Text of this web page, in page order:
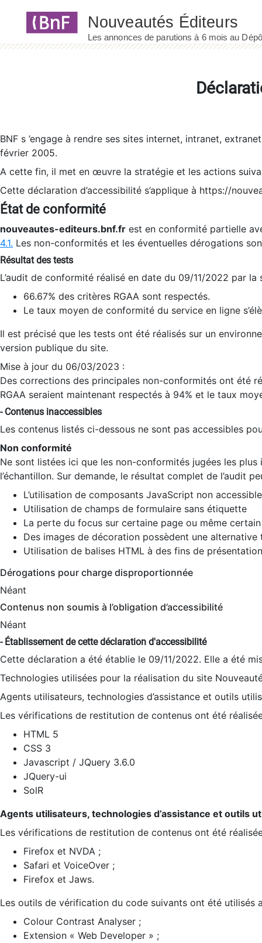
BNF s ’engage à rendre ses sites internet, intranet,
février 2005.
A cette fin, il met en œuvre la stratégie et les actions
Cette déclaration d’accessibilité s’applique à https://
État de conformité
nouveautes-editeurs.bnf.fr est en conformité partielle
4.1. Les non-conformités et les éventuelles dérogations
Résultat des tests
L’audit de conformité réalisé en date du 09/11/2022 par
66.67% des critères RGAA sont respectés.
Le taux moyen de conformité du service en ligne
Il est précisé que les tests ont été réalisés sur un
version publique du site.
Mise à jour du 06/03/2023 :
Des corrections des principales non-conformités ont été
RGAA seraient maintenant respectés à 94% et le taux
- Contenus inaccessibles
Les contenus listés ci-dessous ne sont pas accessibles
Non conformité
Ne sont listées ici que les non-conformités jugées les
l’échantillon. Sur demande, le résultat complet de l’audit
L’utilisation de composants JavaScript non
Utilisation de champs de formulaire sans étiquette
La perte du focus sur certaine page ou même
Des images de décoration possèdent une alternative
Utilisation de balises HTML à des fins de
Dérogations pour charge disproportionnée
Néant
Contenus non soumis à l’obligation d’accessibilité
Néant
- Établissement de cette déclaration d'accessibilité
Cette déclaration a été établie le 09/11/2022. Elle a été
Technologies utilisées pour la réalisation du site
Agents utilisateurs, technologies d’assistance et outils
Les vérifications de restitution de contenus ont été
HTML 5
CSS 3
Javascript / JQuery 3.6.0
JQuery-ui
SolR
Agents utilisateurs, technologies d’assistance et outils
Les vérifications de restitution de contenus ont été
Firefox et NVDA ;
Safari et VoiceOver ;
Firefox et Jaws.
Les outils de vérification du code suivants ont été utilisés
Colour Contrast Analyser ;
Extension « Web Developer » ;